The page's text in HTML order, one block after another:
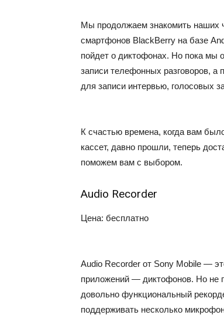
Мы продолжаем знакомить наших
смартфонов BlackBerry на базе
пойдет о диктофонах. Но пока мы
записи телефонных разговоров,
для записи интервью, голосовых
К счастью времена, когда вам
кассет, давно прошли, теперь
поможем вам с выбором.
Audio Recorder
Цена: бесплатно
Audio Recorder от Sony Mobile —
приложений — диктофонов. Но не
довольно функциональный
поддерживать несколько